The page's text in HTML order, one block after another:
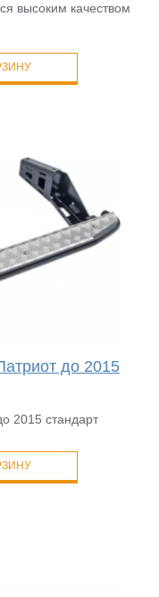
высоким качеством
до 2015
2015 стандарт